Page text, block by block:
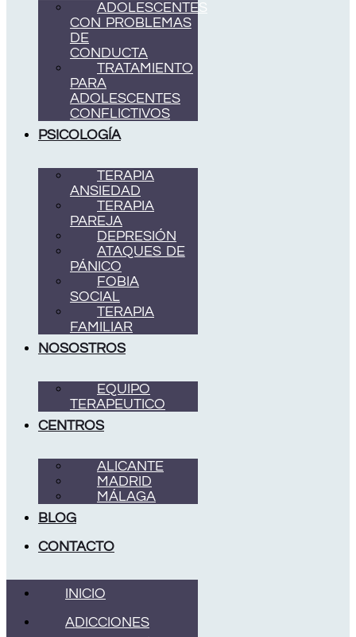
ADOLESCENTES
CON PROBLEMAS
DE
CONDUCTA
TRATAMIENTO
PARA
ADOLESCENTES
CONFLICTIVOS
PSICOLOGÍA
TERAPIA
ANSIEDAD
TERAPIA
PAREJA
DEPRESIÓN
ATAQUES DE
PÁNICO
FOBIA
SOCIAL
TERAPIA
FAMILIAR
NOSOSTROS
EQUIPO
TERAPEUTICO
CENTROS
ALICANTE
MADRID
MÁLAGA
BLOG
CONTACTO
INICIO
ADICCIONES